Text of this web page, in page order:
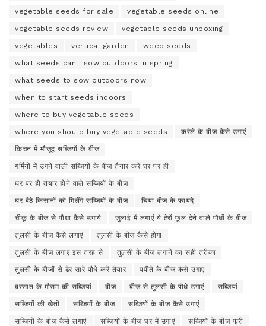
vegetable seeds for sale vegetable seeds online
vegetable seeds review vegetable seeds unboxing
vegetables vertical garden weed seeds
what seeds can i sow outdoors in spring
what seeds to sow outdoors now
when to start seeds indoors
where to buy vegetable seeds
where you should buy vegetable seeds करेले के बीज कैसे उगाएं
किचन में मौजूद सब्जियों के बीज
गर्मियों में उगने वाली सब्जियों के बीज तैयार करे घर पर ही
घर पर ही तैयार होने वाले सब्जियों के बीज
घर बैठे किसानों को मिलेंगे सब्जियों के बीज चिया बीज के फायदे
चीकू के बीज से पौधा कैसे उगाये जुलाई में लगाएं ये ढेरों फूल देने वाले पौधों के बीज
तुलसी के बीज कैसे लगाएं तुलसी के बीज कैसे होगा
तुलसी के बीज लगाएं इस तरह से तुलसी के बीज लगाने का सही तरीका
तुलसी के बीजों से ढेर सारे पौधे करें तैयार पपीते के बीज कैसे उगाए
बरसात के मौसम की सब्जियां बीज बीज से तुलसी के पौधे उगाएं सब्जियां
सब्जियों की खेती सब्जियों के बीज सब्जियों के बीज कैसे उगाएं
सब्जियों के बीज कैसे लगाएं सब्जियों के बीज घर में उगाएं सब्जियों के बीज फ्री